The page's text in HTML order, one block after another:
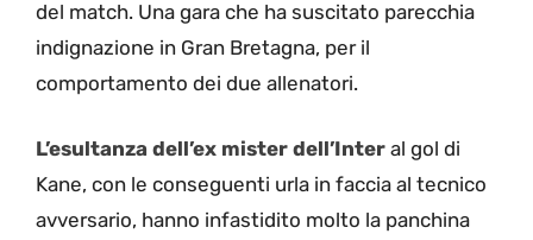
del match. Una gara che ha suscitato parecchia
indignazione in Gran Bretagna, per il
comportamento dei due allenatori.
L’esultanza dell’ex mister dell’Inter al gol di
Kane, con le conseguenti urla in faccia al tecnico
avversario, hanno infastidito molto la panchina